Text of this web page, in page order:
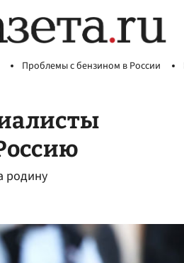
Проблемы с бензином в России
родину